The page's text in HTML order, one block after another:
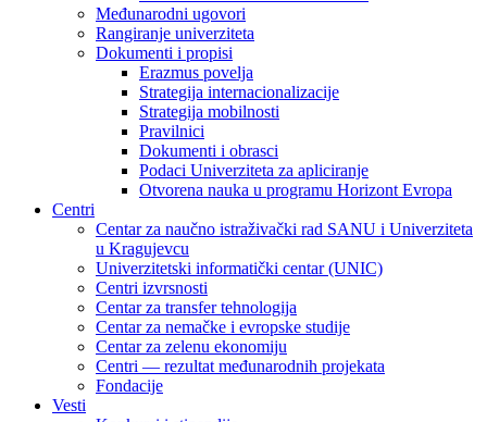
Međunarodni ugovori
Rangiranje univerziteta
Dokumenti i propisi
Erazmus povelja
Strategija internacionalizacije
Strategija mobilnosti
Pravilnici
Dokumenti i obrasci
Podaci Univerziteta za apliciranje
Otvorena nauka u programu Horizont Evropa
Centri
Centar za naučno istraživački rad SANU i Univerziteta
u Kragujevcu
Univerzitetski informatički centar (UNIC)
Centri izvrsnosti
Centar za transfer tehnologija
Centar za nemačke i evropske studije
Centar za zelenu ekonomiju
Centri — rezultat međunarodnih projekata
Fondacije
Vesti